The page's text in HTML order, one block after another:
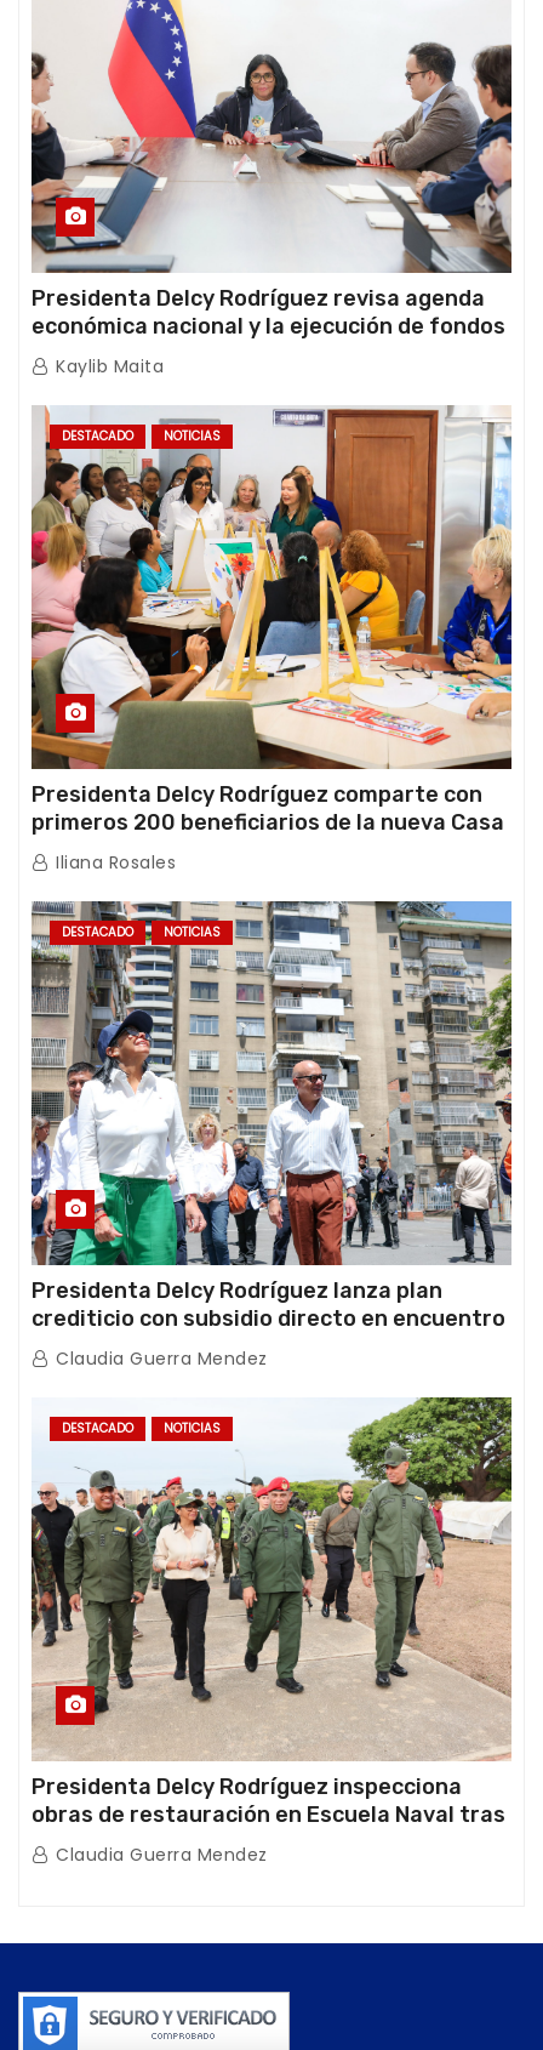
Presidenta Delcy Rodríguez revisa agenda
económica nacional y la ejecución de fondos
de emergencia post-sismos
Kaylib Maita
DESTACADO NOTICIAS
Presidenta Delcy Rodríguez comparte con
primeros 200 beneficiarios de la nueva Casa
de los Abuelos “La Primavera” en Caracas
Iliana Rosales
DESTACADO NOTICIAS
Presidenta Delcy Rodríguez lanza plan
crediticio con subsidio directo en encuentro
con Juntas de Condominio
Claudia Guerra Mendez
DESTACADO NOTICIAS
Presidenta Delcy Rodríguez inspecciona
obras de restauración en Escuela Naval tras
afectaciones sísmicas en La Guaira
Claudia Guerra Mendez